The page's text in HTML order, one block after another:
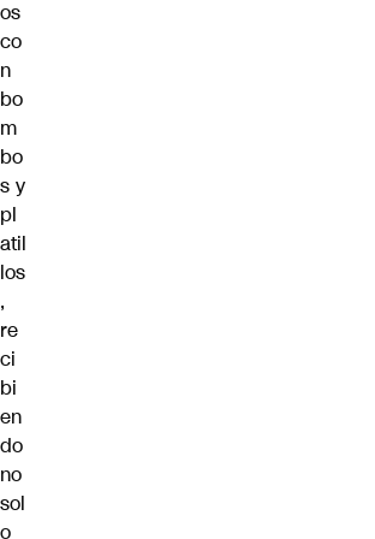
os
co
n
bo
m
bo
s y
pl
atil
los
,
re
ci
bi
en
do
no
sol
o